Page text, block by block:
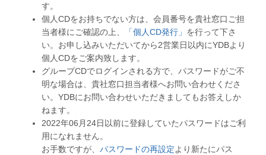
す。
個人CDをお持ちでない方は、会員番号を貴社窓口ご担
当者様にご確認の上、
「個人CD発行」 を行って下さ
い。お申し込みいただいてから2営業日以内にYDBより
個人CDをご案内致します。
グループCDでログインされる方で、パスワードがご不
明な場合は、貴社窓口担当者様へお問い合わせくださ
い。YDBにお問い合わせいただきましてもお答えしか
ねます。
2022年06月24日以前に登録していたパスワードはご利
用になれません。
お手数ですが、 パスワードの再設定より新たにパス